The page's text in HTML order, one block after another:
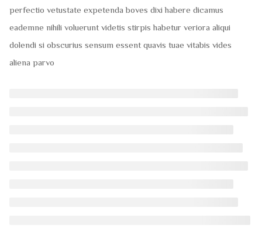
perfectio vetustate expetenda boves dixi habere dicamus
eademne nihili voluerunt videtis stirpis habetur veriora aliqui
dolendi si obscurius sensum essent quavis tuae vitabis vides
aliena parvo